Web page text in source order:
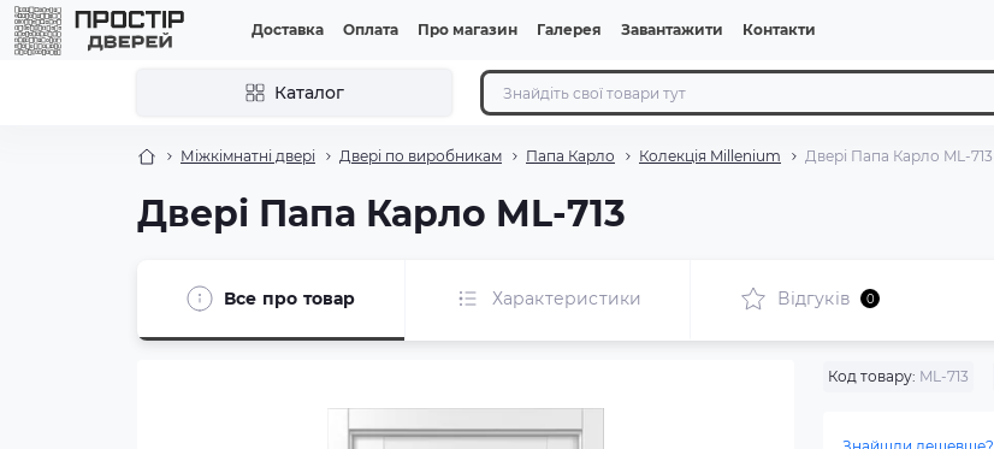
Доставка Оплата Про магазин Галерея Завантажити Контакти
Каталог
Міжкімнатні двері Двері по виробникам Папа Карло Колекція Millenium Двері Папа Карло ML-713
Двері Папа Карло ML-713
Все про товар Характеристики Відгуків 0
Код товару: ML-713